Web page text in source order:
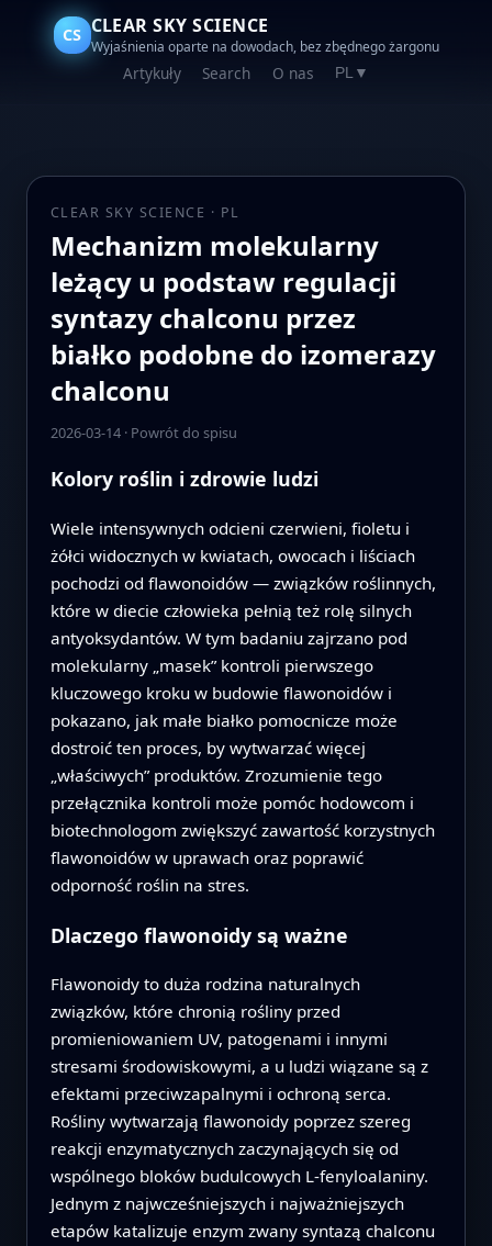
CS CLEAR SKY SCIENCE
Wyjaśnienia oparte na dowodach, bez zbędnego żargonu
Artykuły Search O nas PL▼
CLEAR SKY SCIENCE · PL
Mechanizm molekularny
leżący u podstaw regulacji
syntazy chalconu przez
białko podobne do izomerazy
chalconu
2026-03-14· Powrót do spisu
Kolory roślin i zdrowie ludzi
Wiele intensywnych odcieni czerwieni, fioletu i
żółci widocznych w kwiatach, owocach i liściach
pochodzi od flawonoidów — związków roślinnych,
które w diecie człowieka pełnią też rolę silnych
antyoksydantów. W tym badaniu zajrzano pod
molekularny „masek” kontroli pierwszego
kluczowego kroku w budowie flawonoidów i
pokazano, jak małe białko pomocnicze może
dostroić ten proces, by wytwarzać więcej
„właściwych” produktów. Zrozumienie tego
przełącznika kontroli może pomóc hodowcom i
biotechnologom zwiększyć zawartość korzystnych
flawonoidów w uprawach oraz poprawić
odporność roślin na stres.
Dlaczego flawonoidy są ważne
Flawonoidy to duża rodzina naturalnych
związków, które chronią rośliny przed
promieniowaniem UV, patogenami i innymi
stresami środowiskowymi, a u ludzi wiązane są z
efektami przeciwzapalnymi i ochroną serca.
Rośliny wytwarzają flawonoidy poprzez szereg
reakcji enzymatycznych zaczynających się od
wspólnego bloków budulcowych L-fenyloalaniny.
Jednym z najwcześniejszych i najważniejszych
etapów katalizuje enzym zwany syntazą chalconu